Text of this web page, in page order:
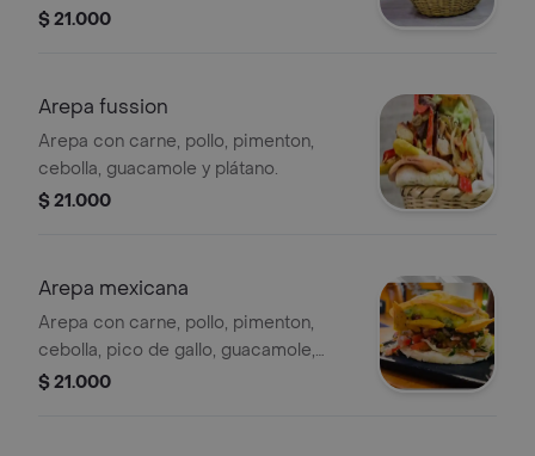
tocineta, maiz tierno, salchicha
$ 21.000
Arepa fussion
Arepa con carne, pollo, pimenton,
cebolla, guacamole y plátano.
$ 21.000
Arepa mexicana
Arepa con carne, pollo, pimenton,
cebolla, pico de gallo, guacamole,
tostacos y salsas.
$ 21.000